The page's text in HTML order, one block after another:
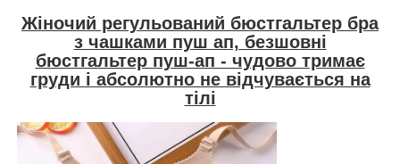
Жіночий регульований бюстгальтер бра
з чашками пуш ап, безшовні
бюстгальтер пуш-ап - чудово тримає
груди і абсолютно не відчувається на
тілі